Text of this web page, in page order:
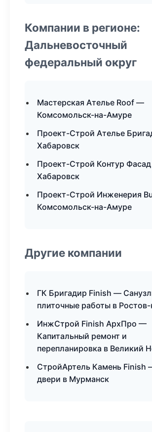
Компании в регионе:
Дальневосточный
федеральный округ
Мастерская Ателье Roof —
Комсомольск-на-Амуре
Проект-Строй Ателье
Хабаровск
Проект-Строй Контур
Хабаровск
Проект-Строй Инженерия
Комсомольск-на-Амуре
Другие компании
ГК Бригадир Finish —
плиточные работы в
ИнжСтрой Finish АрхПро —
Капитальный ремонт и
перепланировка в Великий
СтройАртель Камень Finish
двери в Мурманск